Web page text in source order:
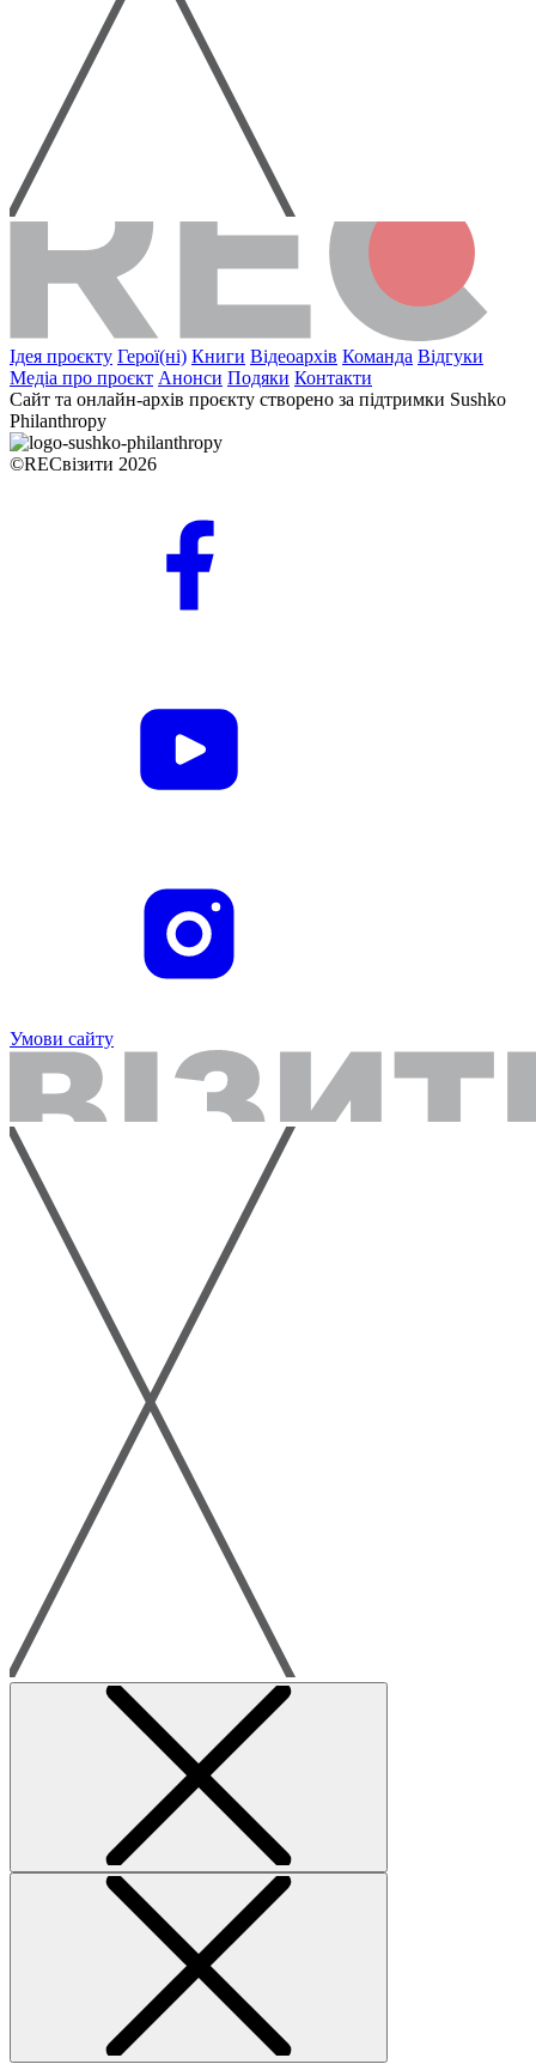
Ідея проєкту Герої(ні) Книги Відеоархів Команда Відгуки
Медіа про проєкт Анонси Подяки Контакти
Сайт та онлайн-архів проєкту створено за підтримки Sushko
Philanthropy
©RECвізити 2026
Умови сайту